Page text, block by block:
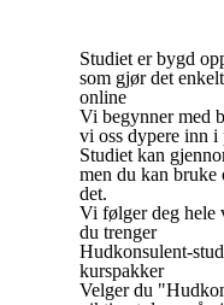
Studiet er bygd
som gjør det
online
Vi begynner med
vi oss dypere inn i
Studiet kan
men du kan bruke
det.
Vi følger deg hele
du trenger
Hudkonsulent-
kurspakker
Velger du